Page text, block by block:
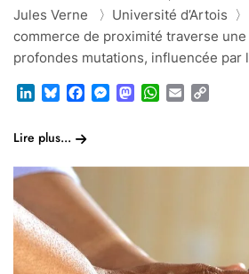
Jules Verne 〉Université
commerce de proximité traverse
profondes mutations, influencée par
LinkedInBlueskyFacebook
Messenger
Mastodon
WhatsApp
Email
Lire plus...